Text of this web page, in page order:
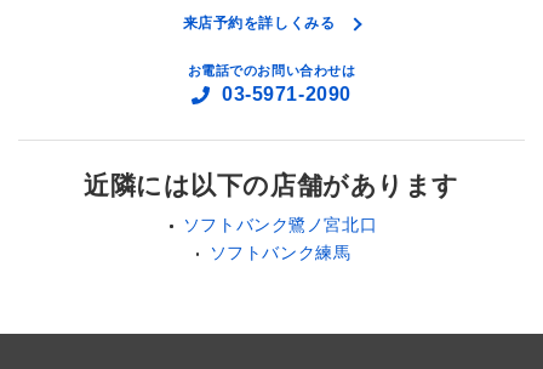
来店予約を詳しくみる
お電話でのお問い合わせは
03-5971-2090
近隣には以下の店舗があります
ソフトバンク鷺ノ宮北口
ソフトバンク練馬